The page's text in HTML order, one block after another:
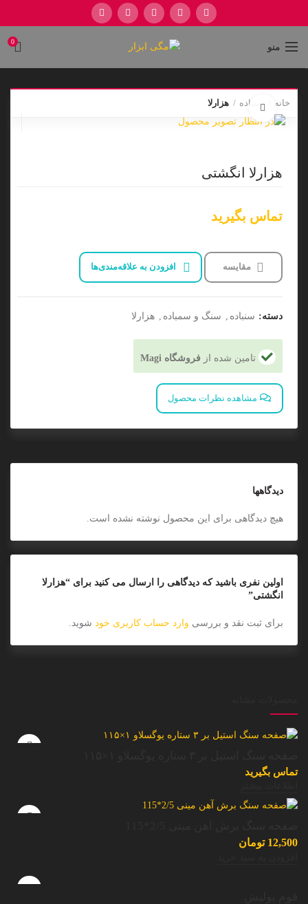
منو 0
.
خانه سنباده هزارلا
برای بزرگنمایی کلیک کنید
هزارلا انگشتی
تماس بگیرید
مقایسه افزودن به علاقه‌مندی‌ها
دسته: سنباده سنگ و سمباده هزارلا
تامین شده از فروشگاه Magi
مشاهده نظرات محصول
دیدگاهها
هیچ دیدگاهی برای این محصول نوشته نشده است.
اولین نفری باشید که دیدگاهی را ارسال می کنید برای “هزارلا
انگشتی”
برای ثبت نقد و بررسی وارد حساب کاربری خود شوید.
تماس بگیرید
12,500 تومان